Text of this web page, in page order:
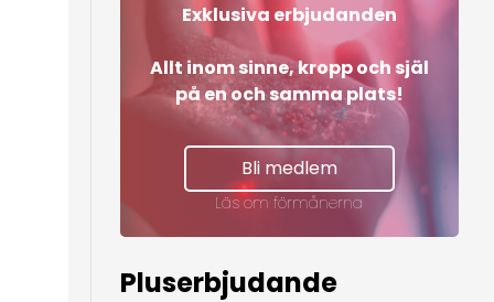
Exklusiva erbjudanden
Allt inom sinne, kropp och själ
på en och samma plats!
Bli medlem
Läs om förmånerna
Pluserbjudande